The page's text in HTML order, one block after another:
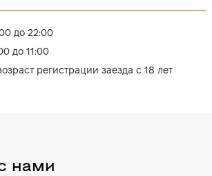
до 22:00
до 11:00
регистрации заезда с 18 лет
нами